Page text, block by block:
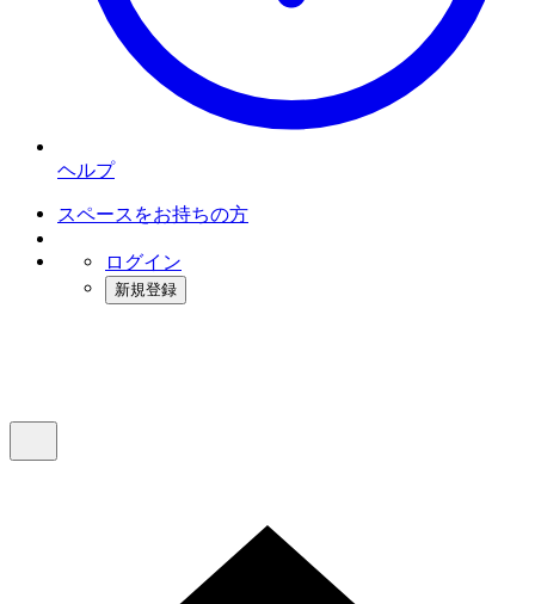
ヘルプ
スペースをお持ちの方
ログイン
新規登録